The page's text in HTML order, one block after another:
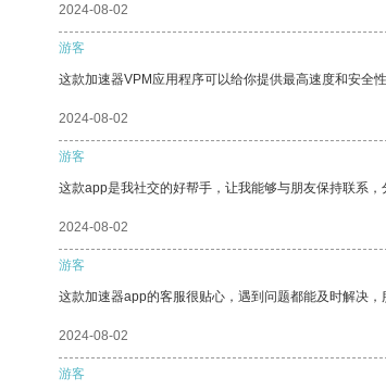
2024-08-02
游客
这款加速器VPM应用程序可以给你提供最高速度和安全
2024-08-02
游客
这款app是我社交的好帮手，让我能够与朋友保持联系，
2024-08-02
游客
这款加速器app的客服很贴心，遇到问题都能及时解决，
2024-08-02
游客